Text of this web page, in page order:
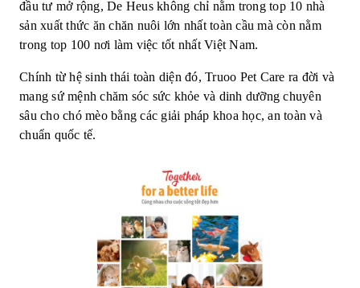
đầu tư mở rộng, De Heus không chỉ nằm trong top 10 nhà
sản xuất thức ăn chăn nuôi lớn nhất toàn cầu mà còn nằm
trong top 100 nơi làm việc tốt nhất Việt Nam.
Chính từ hệ sinh thái toàn diện đó, Truoo Pet Care ra đời và
mang sứ mệnh chăm sóc sức khỏe và dinh dưỡng chuyên
sâu cho chó mèo bằng các giải pháp khoa học, an toàn và
chuẩn quốc tế.